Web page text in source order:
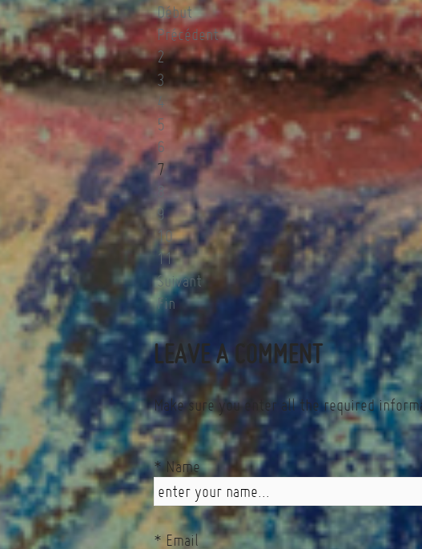
Début
Précédent
2
3
4
5
6
7
8
9
10
11
Suivant
Fin
LEAVE A COMMENT
Make sure you enter all the required
* Name
* Email